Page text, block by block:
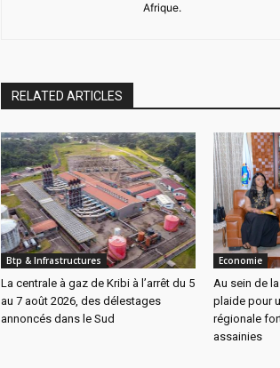
Afrique.
RELATED ARTICLES
Btp & Infrastructures
La centrale à gaz de Kribi à l’arrêt du 5
au 7 août 2026, des délestages
annoncés dans le Sud
Economie
Au sein de la
plaide pour
régionale
assainies